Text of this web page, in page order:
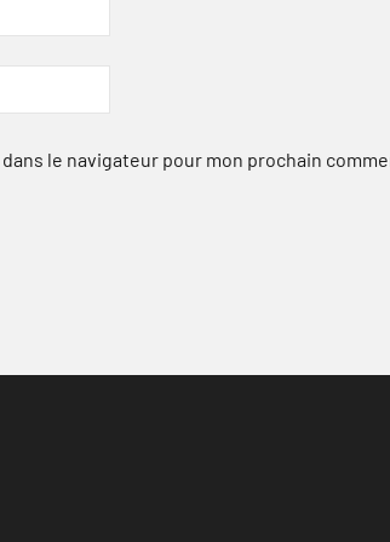
le navigateur pour mon prochain